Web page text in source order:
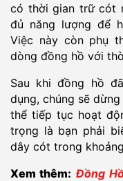
có thời gian trữ cót
đủ năng lượng để
Việc này còn phụ
dòng đồng hồ với
Sau khi đồng hồ
dụng, chúng sẽ
thể tiếp tục hoạt
trọng là bạn phải
dây cót trong
Xem thêm: Đồng